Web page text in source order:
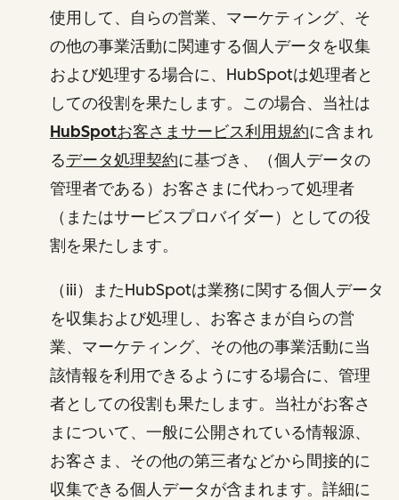
使用して、自らの営業、マーケティング、そ
の他の事業活動に関連する個人データを収集
および処理する場合に、HubSpotは処理者と
しての役割を果たします。この場合、当社は
HubSpotお客さまサービス利用規約に含まれ
るデータ処理契約に基づき、（個人データの
管理者である）お客さまに代わって処理者
（またはサービスプロバイダー）としての役
割を果たします。
（iii）またHubSpotは業務に関する個人データ
を収集および処理し、お客さまが自らの営
業、マーケティング、その他の事業活動に当
該情報を利用できるようにする場合に、管理
者としての役割も果たします。当社がお客さ
まについて、一般に公開されている情報源、
お客さま、その他の第三者などから間接的に
収集できる個人データが含まれます。詳細に